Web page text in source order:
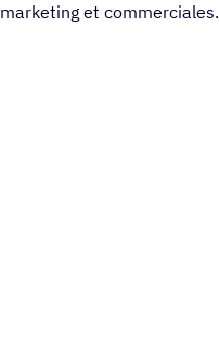
marketing et commerciales.